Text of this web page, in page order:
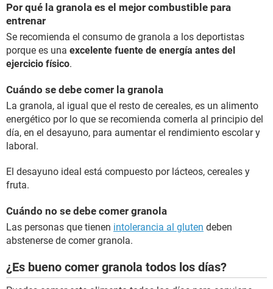
Por qué la granola es el mejor combustible para
entrenar
Se recomienda el consumo de granola a los deportistas
porque es una excelente fuente de energía antes del
ejercicio físico.
Cuándo se debe comer la granola
La granola, al igual que el resto de cereales, es un alimento
energético por lo que se recomienda comerla al principio del
día, en el desayuno, para aumentar el rendimiento escolar y
laboral.
El desayuno ideal está compuesto por lácteos, cereales y
fruta.
Cuándo no se debe comer granola
Las personas que tienen intolerancia al gluten deben
abstenerse de comer granola.
¿Es bueno comer granola todos los días?